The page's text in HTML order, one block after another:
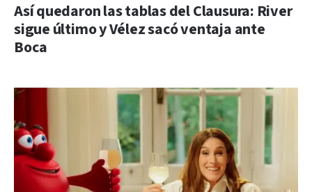
Así quedaron las tablas del Clausura: River
sigue último y Vélez sacó ventaja ante
Boca